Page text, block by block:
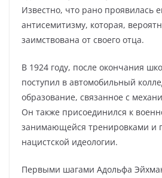
Известно, что рано проявилась
антисемитизму, которая,
заимствована от своего отца.
В 1924 году, после окончания
поступил в автомобильный
образование, связанное с
Он также присоединился к
занимающейся тренировками и
нацистской идеологии.
Первыми шагами Адольфа